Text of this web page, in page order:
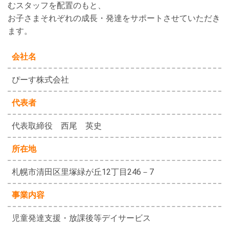
むスタッフを配置のもと、
お子さまそれぞれの成長・発達をサポートさせていただき
ます。
会社名
ぴーす株式会社
代表者
代表取締役 西尾 英史
所在地
札幌市清田区里塚緑が丘12丁目246－7
事業内容
児童発達支援・放課後等デイサービス